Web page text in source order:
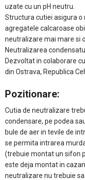
uzate cu un pH neutru.
Structura cutiei asigura
agregatele calcaroase
neutralizare mai mare si
Neutralizarea
Dezvoltat in colaborare
din Ostrava, Republica
Pozitionare:
Cutia de neutralizare
condensare, pe podea
bule de aer in tevile de
se permita intrarea
(trebuie montat un sifon
este deja montat in
neutralizare nu trebuie